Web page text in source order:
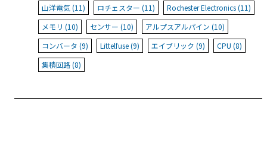
山洋電気 (11)
ロチェスター (11)
Rochester Electronics (11)
メモリ (10)
センサー (10)
アルプスアルパイン (10)
コンバータ (9)
Littelfuse (9) エイブリック (9)
CPU (8)
集積回路 (8)